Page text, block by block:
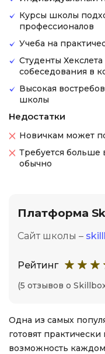
Курсы школы
профессионалов
Учеба на
Студенты
собеседования в
Высокая
школы
Недостатки
Новичкам может
Требуется больше
обычно
Платформа
Сайт школы –
Рейтинг
(5 отзывов о
Одна из самых
готовят
возможность